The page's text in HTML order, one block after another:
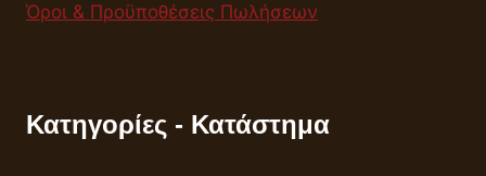
Όροι & Προϋποθέσεις Πωλήσεων
Κατηγορίες - Κατάστημα